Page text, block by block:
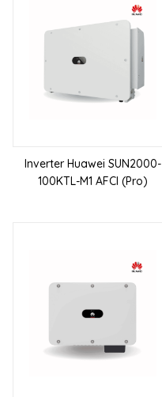
Inverter Huawei SUN2000-
100KTL-M1 AFCI (Pro)